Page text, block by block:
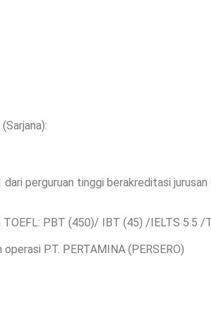
perguruan tinggi berakreditasi jurusan
PBT (450)/ IBT (45) /IELTS 5.5 /
PT. PERTAMINA (PERSERO)